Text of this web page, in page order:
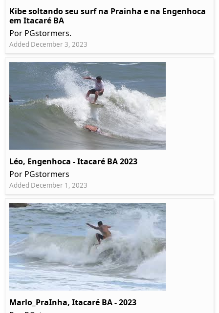
Kibe soltando seu surf na Prainha e na Engenhoca
em Itacaré BA
Por PGstormers.
Added December 3, 2023
Léo, Engenhoca - Itacaré BA 2023
Por PGstormers
Added December 1, 2023
Marlo_PraInha, Itacaré BA - 2023